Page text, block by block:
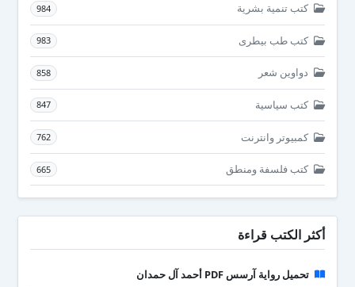
كتب تنمية بشرية 984
كتب طب بيطرى 983
دواوين شعر 858
كتب سياسية 847
كمبيوتر وانترنت 762
كتب فلسفة ومنطق 665
أكثر الكتب قراءة
تحميل رواية آرسس PDF أحمد آل حمدان